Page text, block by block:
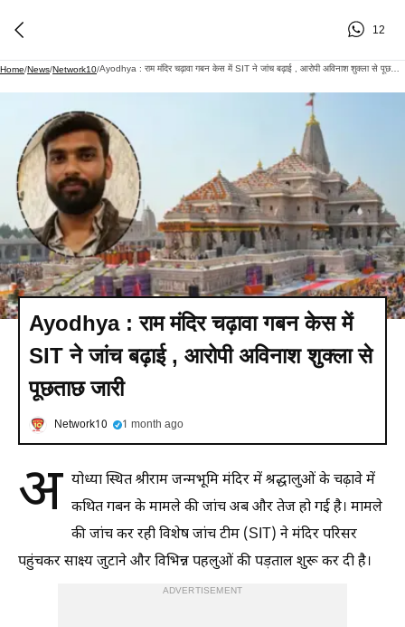
12
Home/News/Network10/ Ayodhya : राम मंदिर चढ़ावा गबन केस में SIT ने जांच बढ़ाई , आरोपी अविनाश शुक्ला से पूछताछ जारी
Ayodhya : राम मंदिर चढ़ावा गबन केस में
SIT ने जांच बढ़ाई , आरोपी अविनाश शुक्ला से
पूछताछ जारी
Network10 1 month ago
अ योध्या स्थित श्रीराम जन्मभूमि मंदिर में श्रद्धालुओं के चढ़ावे में
कथित गबन के मामले की जांच अब और तेज हो गई है। मामले
की जांच कर रही विशेष जांच टीम (SIT) ने मंदिर परिसर
पहुंचकर साक्ष्य जुटाने और विभिन्न पहलुओं की पड़ताल शुरू कर दी है।
ADVERTISEMENT